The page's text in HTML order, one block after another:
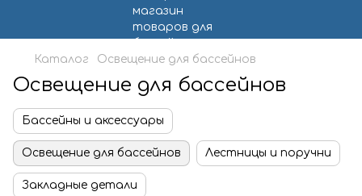
Каталог Освещение для бассейнов
Освещение для бассейнов
Бассейны и аксессуары
Освещение для бассейнов Лестницы и поручни
Закладные детали